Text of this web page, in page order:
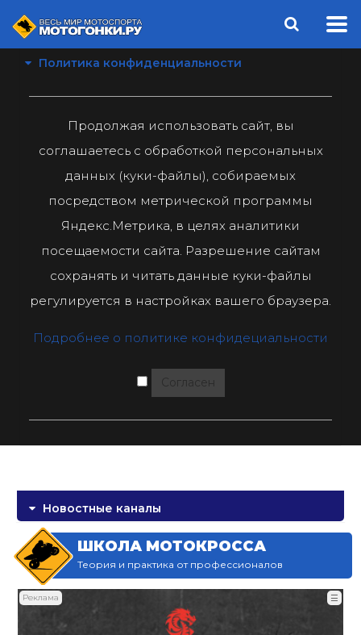
Политика конфиденциальности
Продолжая использовать сайт, вы
соглашаетесь с обработкой персональных
данных (куки-файлы), собираемых
посредством метрической программы
Яндекс.Метрика, в целях аналитики
посещаемости сайта. Разрешение сайтам
сохранять и читать данные куки-файлы
регулируется в настройках вашего браузера.
Подробнее о политике конфидециальности
Согласен
Новостные каналы
ШКОЛА МОТОКРОССА
Теория и практика от профессионалов
Реклама ☰